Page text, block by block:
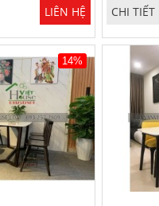
LIÊN HỆ CHI TIẾT
14%